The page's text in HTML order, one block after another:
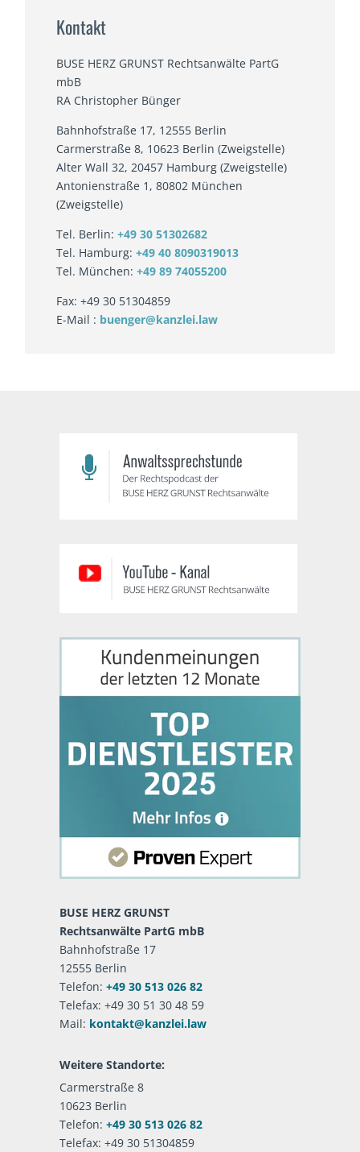
Kontakt
BUSE HERZ GRUNST Rechtsanwälte PartG
mbB
RA Christopher Bünger
Bahnhofstraße 17, 12555 Berlin
Carmerstraße 8, 10623 Berlin (Zweigstelle)
Alter Wall 32, 20457 Hamburg (Zweigstelle)
Antonienstraße 1, 80802 München
(Zweigstelle)
Tel. Berlin: +49 30 51302682
Tel. Hamburg: +49 40 8090319013
Tel. München: +49 89 74055200
Fax: +49 30 51304859
E-Mail : buenger@kanzlei.law
BUSE HERZ GRUNST
Rechtsanwälte PartG mbB
Bahnhofstraße 17
12555 Berlin
Telefon: +49 30 513 026 82
Telefax: +49 30 51 30 48 59
Mail: kontakt@kanzlei.law
Weitere Standorte:
Carmerstraße 8
10623 Berlin
Telefon: +49 30 513 026 82
Telefax: +49 30 51304859